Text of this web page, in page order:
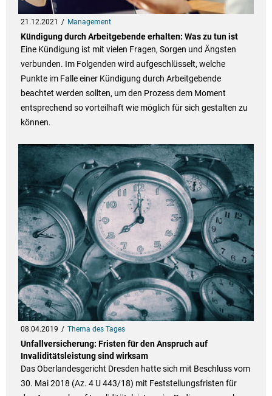
21.12.2021 Management
Kündigung durch Arbeitgebende erhalten: Was zu tun ist
Eine Kündigung ist mit vielen Fragen, Sorgen und Ängsten
verbunden. Im Folgenden wird aufgeschlüsselt, welche
Punkte im Falle einer Kündigung durch Arbeitgebende
beachtet werden sollten, um den Prozess dem Moment
entsprechend so vorteilhaft wie möglich für sich gestalten zu
können.
08.04.2019 Thema des Tages
Unfallversicherung: Fristen für den Anspruch auf
Invaliditätsleistung sind wirksam
Das Oberlandesgericht Dresden hatte sich mit Beschluss vom
30. Mai 2018 (Az. 4 U 443/18) mit Feststellungsfristen für